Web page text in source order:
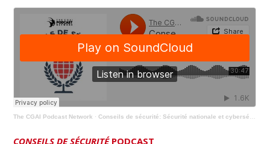
The CGAI Podcast Network ·Conseils de sécurité: Sécurité nationale et cybersécurité à Sécurité publique Canada
CONSEILS DE SÉCURITÉPODCAST